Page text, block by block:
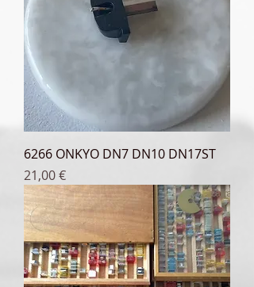
6266 ONKYO DN7 DN10 DN17ST
Prix
21,00 €